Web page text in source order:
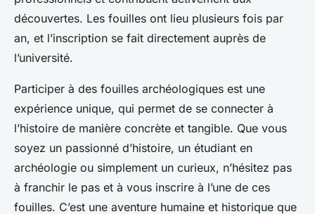
découvertes. Les fouilles ont lieu plusieurs fois par
an, et l’inscription se fait directement auprès de
l’université.
Participer à des fouilles archéologiques est une
expérience unique, qui permet de se connecter à
l’histoire de manière concrète et tangible. Que vous
soyez un passionné d’histoire, un étudiant en
archéologie ou simplement un curieux, n’hésitez pas
à franchir le pas et à vous inscrire à l’une de ces
fouilles. C’est une aventure humaine et historique que